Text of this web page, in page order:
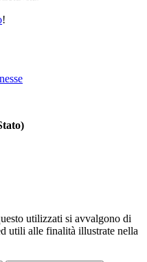
!
utilizzati si avvalgono di
utili alle finalità illustrate nella